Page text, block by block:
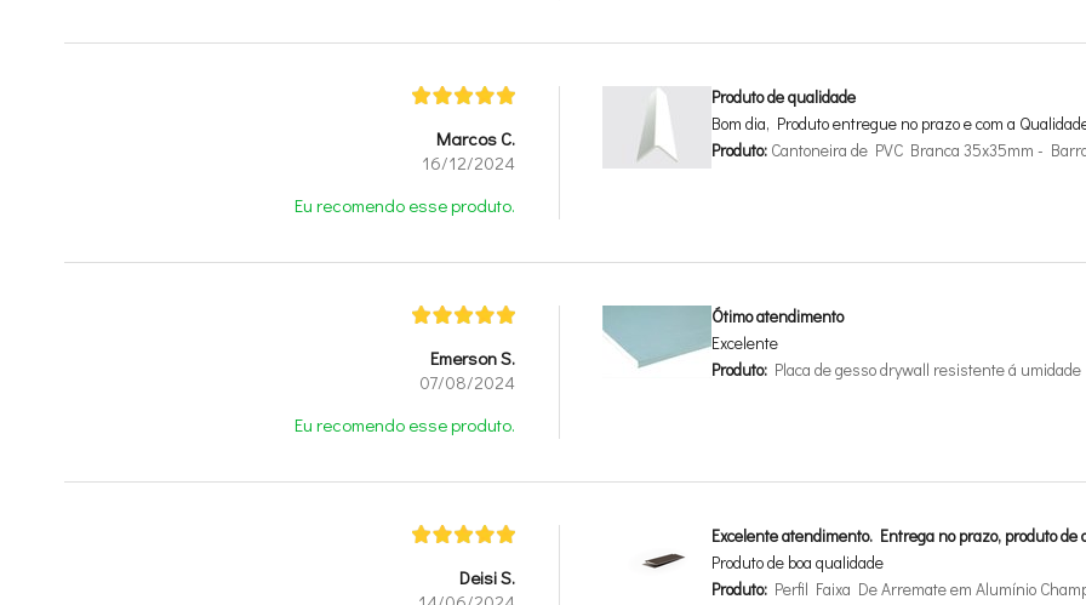
Marcos C.
16/12/2024
Eu recomendo esse produto.
Produto de qualidade
Bom dia, Produto entregue no prazo e com a
Produto: Cantoneira de PVC Branca 35x35mm -
Emerson S.
07/08/2024
Eu recomendo esse produto.
Ótimo atendimento
Excelente
Produto: Placa de gesso drywall resistente á
Deisi S.
Excelente atendimento. Entrega no prazo, produto de
Produto de boa qualidade
Produto: Perfil Faixa De Arremate em Alumínio